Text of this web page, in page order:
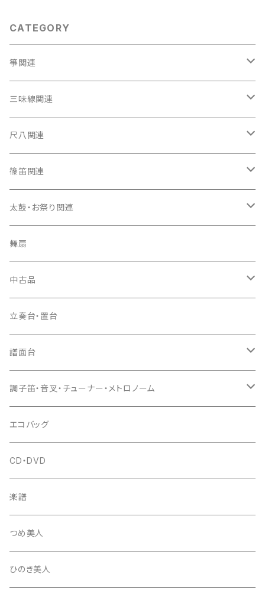
CATEGORY
箏関連
箏（本体）
箏カバー
箏袋
口前袋・尾布
爪・爪輪
爪入
爪駒入
猫足入
爪ばさみ
箏柱
柱入
平柱入
三角柱入
琴台
13絃用琴台（低）
13絃用琴台（高）
桐柱箱
消音フェルト
三味線関連
三味線（本体）
三味線ケース
長トランク・三ツ折トランク
ソフトケース
雨用カバー
長袋・三ツ組袋・胴袋
胴掛
根緒
糸
(丸三) 寿糸
はつね糸
駒
地唄駒
長唄駒
糸駒入
爪駒入
撥入
一丁撥入
三角撥入（ファスナー式）
撥
長唄・民謡撥
撥さや
尺八関連
尺八（本体）
尺八袋
歌口キャップ
つゆ切り
篠笛関連
篠笛（本体）
お祭り用６穴
お祭り用７穴
篠笛袋
太鼓・お祭り関連
太鼓（本体）
太鼓撥
手拍子（チャンチャン）
当り鉦
シュモク（当り鉦バチ）
舞扇
中古品
箏（本体）
三味線（本体）
立奏台・置台
譜面台
座奏用譜面台
立奏用譜面台
調子笛・音叉・チューナー・メトロノーム
調子笛・音叉
チューナー・メトロノーム
エコバッグ
CD・DVD
楽譜
つめ美人
ひのき美人